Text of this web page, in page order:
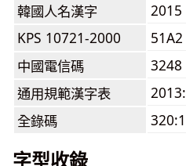
韓國人名漢字
2015
KPS 10721-2000
51A2
中國電信碼
3248
通用規範漢字表
全錄碼
字型收錄